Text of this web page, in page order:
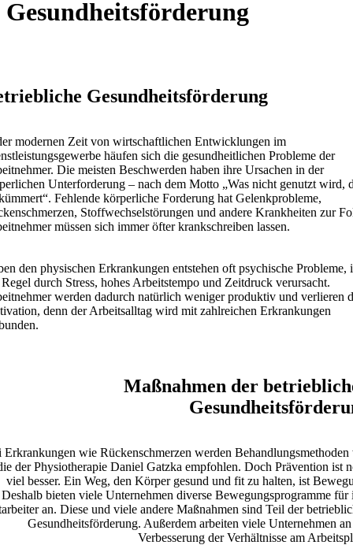
Gesundheitsförderung
Gesundheitsförderung
modernen Zeit von wirtschaftlichen Entwicklungen im
häufen sich die gesundheitlichen Probleme der
Die meisten Beschwerden haben ihre Ursachen in der
Unterforderung – nach dem Motto „Was nicht genutzt wird,
Fehlende körperliche Forderung hat Gelenkprobleme,
Stoffwechselstörungen und andere Krankheiten zur
müssen sich immer öfter krankschreiben lassen.
den physischen Erkrankungen entstehen oft psychische Probleme,
durch Stress, hohes Arbeitstempo und Zeitdruck verursacht.
werden dadurch natürlich weniger produktiv und verlieren
denn der Arbeitsalltag wird mit zahlreichen Erkrankungen
Maßnahmen der
Erkrankungen wie Rückenschmerzen werden Behandlungsmethoden
der Physiotherapie Daniel Gatzka empfohlen. Doch Prävention ist
viel besser. Ein Weg, den Körper gesund und fit zu halten, ist
Deshalb bieten viele Unternehmen diverse Bewegungsprogramme für
an. Diese und viele andere Maßnahmen sind Teil der
Gesundheitsförderung. Außerdem arbeiten viele Unternehmen
Verbesserung der Verhältnisse am